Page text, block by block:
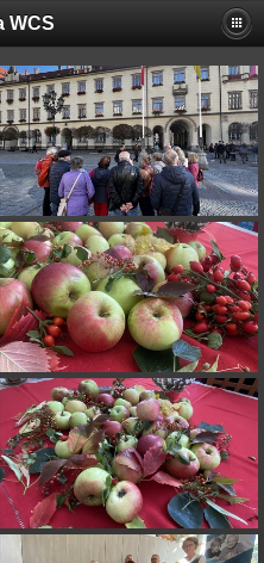
WCS